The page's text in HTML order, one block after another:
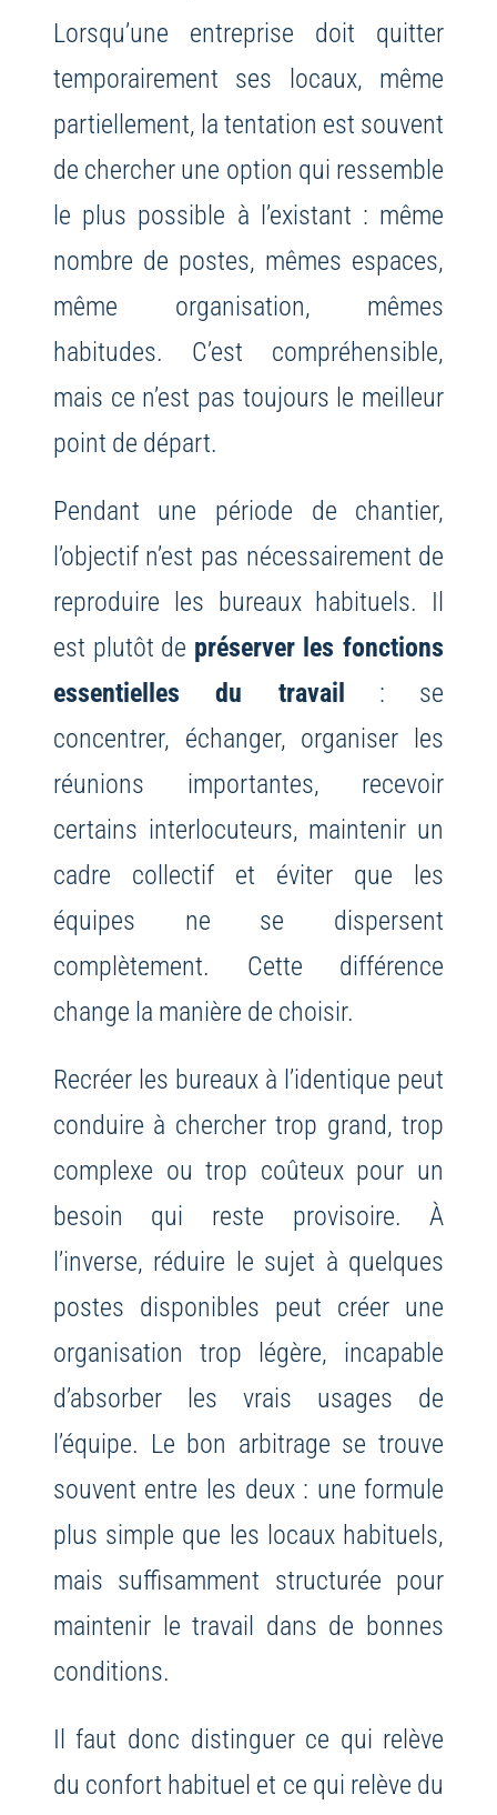
Lorsqu’une entreprise doit quitter
temporairement ses locaux, même
partiellement, la tentation est souvent
de chercher une option qui ressemble
le plus possible à l’existant : même
nombre de postes, mêmes espaces,
même organisation, mêmes
habitudes. C’est compréhensible,
mais ce n’est pas toujours le meilleur
point de départ.
Pendant une période de chantier,
l’objectif n’est pas nécessairement de
reproduire les bureaux habituels. Il
est plutôt de préserver les fonctions
essentielles du travail : se
concentrer, échanger, organiser les
réunions importantes, recevoir
certains interlocuteurs, maintenir un
cadre collectif et éviter que les
équipes ne se dispersent
complètement. Cette différence
change la manière de choisir.
Recréer les bureaux à l’identique peut
conduire à chercher trop grand, trop
complexe ou trop coûteux pour un
besoin qui reste provisoire. À
l’inverse, réduire le sujet à quelques
postes disponibles peut créer une
organisation trop légère, incapable
d’absorber les vrais usages de
l’équipe. Le bon arbitrage se trouve
souvent entre les deux : une formule
plus simple que les locaux habituels,
mais suffisamment structurée pour
maintenir le travail dans de bonnes
conditions.
Il faut donc distinguer ce qui relève
du confort habituel et ce qui relève du